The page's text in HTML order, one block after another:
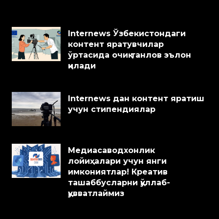
Internews Ўзбекистондаги
контент яратувчилар
ўртасида очиқ танлов эълон
қилади
Internews дан контент яратиш
учун стипендиялар
Медиасаводхонлик
лойиҳалари учун янги
имкониятлар! Креатив
ташаббусларни қўллаб-
қувватлаймиз